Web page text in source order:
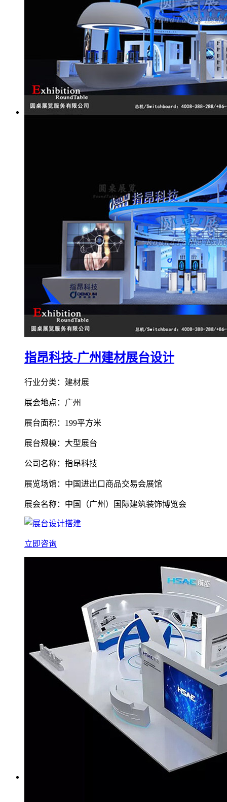
指昂科技-广州建材展台设计
行业分类：建材展
展会地点：广州
展台面积：199平方米
展台规模：大型展台
公司名称：指昂科技
展览场馆：中国进出口商品交易会展馆
展会名称：中国（广州）国际建筑装饰博览会
立即咨询